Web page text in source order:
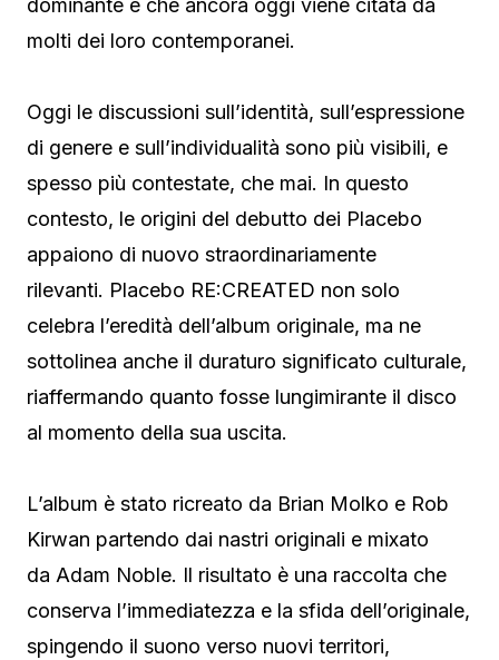
dominante e che ancora oggi viene citata da
molti dei loro contemporanei.
Oggi le discussioni sull’identità, sull’espressione
di genere e sull’individualità sono più visibili, e
spesso più contestate, che mai. In questo
contesto, le origini del debutto dei Placebo
appaiono di nuovo straordinariamente
rilevanti. Placebo RE:CREATED non solo
celebra l’eredità dell’album originale, ma ne
sottolinea anche il duraturo significato culturale,
riaffermando quanto fosse lungimirante il disco
al momento della sua uscita.
L’album è stato ricreato da Brian Molko e Rob
Kirwan partendo dai nastri originali e mixato
da Adam Noble. Il risultato è una raccolta che
conserva l’immediatezza e la sfida dell’originale,
spingendo il suono verso nuovi territori,